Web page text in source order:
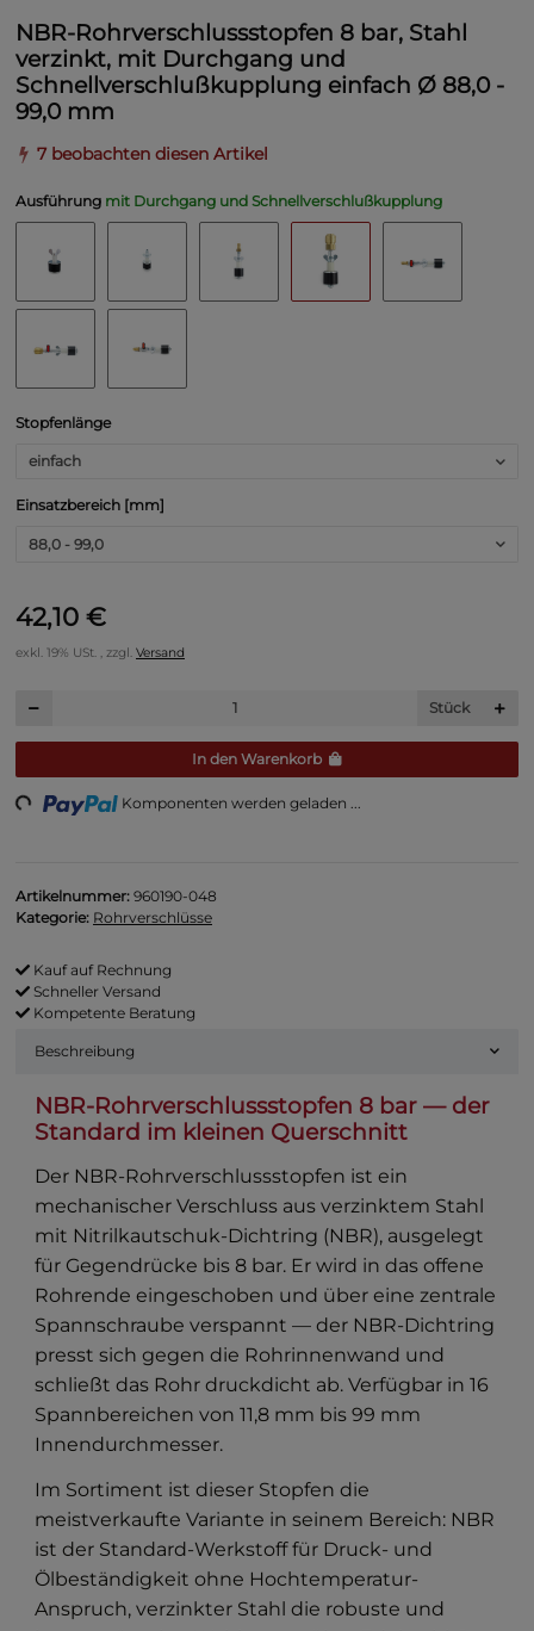
NBR-Rohrverschlussstopfen 8 bar, Stahl
verzinkt, mit Durchgang und
Schnellverschlußkupplung einfach Ø 88,0 -
99,0 mm
7 beobachten diesen Artikel
Ausführung mit Durchgang und Schnellverschlußkupplung
Stopfenlänge
einfach
Einsatzbereich [mm]
88,0 - 99,0
42,10 €
exkl. 19% USt. , zzgl. Versand
Stück
In den Warenkorb
Komponenten werden geladen ...
Artikelnummer: 960190-048
Kategorie: Rohrverschlüsse
Kauf auf Rechnung
Schneller Versand
Kompetente Beratung
Beschreibung
NBR-Rohrverschlussstopfen 8 bar — der
Standard im kleinen Querschnitt
Der NBR-Rohrverschlussstopfen ist ein
mechanischer Verschluss aus verzinktem Stahl
mit Nitrilkautschuk-Dichtring (NBR), ausgelegt
für Gegendrücke bis 8 bar. Er wird in das offene
Rohrende eingeschoben und über eine zentrale
Spannschraube verspannt — der NBR-Dichtring
presst sich gegen die Rohrinnenwand und
schließt das Rohr druckdicht ab. Verfügbar in 16
Spannbereichen von 11,8 mm bis 99 mm
Innendurchmesser.
Im Sortiment ist dieser Stopfen die
meistverkaufte Variante in seinem Bereich: NBR
ist der Standard-Werkstoff für Druck- und
Ölbeständigkeit ohne Hochtemperatur-
Anspruch, verzinkter Stahl die robuste und